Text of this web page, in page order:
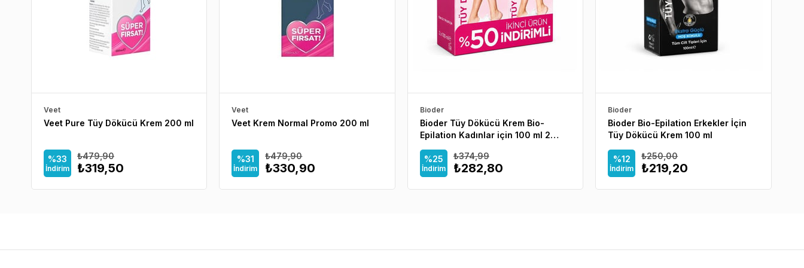
Veet
Veet Pure Tüy Dökücü Krem 200 ml
%33
İndirim ₺319,50
₺479,90
Veet
Veet Krem Normal Promo 200 ml
%31
İndirim ₺330,90
₺479,90
Bioder
Bioder Tüy Dökücü Krem Bio-
Epilation Kadınlar için 100 ml 2
%25
İndirim ₺282,80
₺374,99
Bioder
Bioder Bio-Epilation Erkekler İçin
Tüy Dökücü Krem 100 ml
%12
İndirim ₺219,20
₺250,00